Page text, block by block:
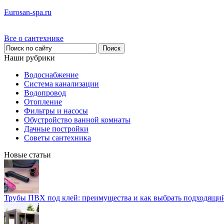
Eurosan-spa.ru
Все о сантехнике
Наши рубрики
Водоснабжение
Система канализации
Водопровод
Отопление
Фильтры и насосы
Обустройство ванной комнаты
Дачные постройки
Советы сантехника
Новые статьи
Трубы ПВХ под клей: преимущества и как выбрать